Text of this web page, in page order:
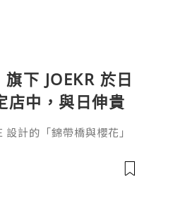
下 JOEKR 於日
店中，與日伸貴
計的「錦帶橋與櫻花」
」，於 2026 年 5 月 13
越本店舉行的「獺祭」